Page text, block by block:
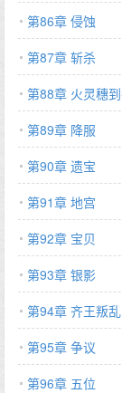
第86章 侵蚀
第87章 斩杀
第88章 火灵穗
第89章 降服
第90章 遗宝
第91章 地宫
第92章 宝贝
第93章 银影
第94章 齐王叛乱
第95章 争议
第96章 五位